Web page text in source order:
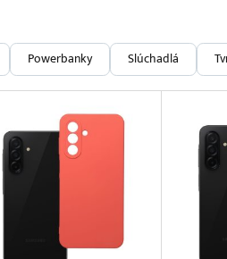
Powerbanky Slúchadlá